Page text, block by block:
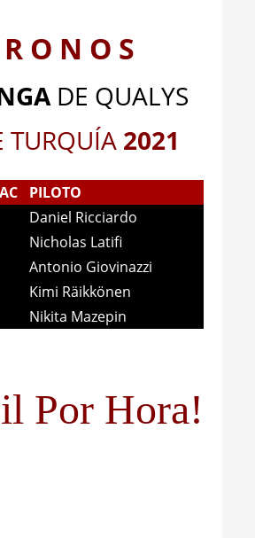
O N O S
DE QUALYS
TURQUÍA 2021
PILOTO
Daniel Ricciardo
Nicholas Latifi
Antonio Giovinazzi
Kimi Räikkönen
Nikita Mazepin
Por Hora!